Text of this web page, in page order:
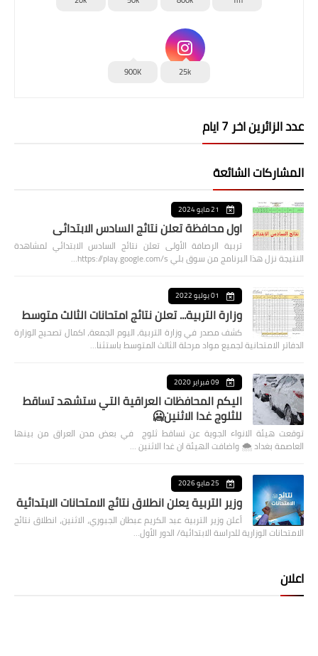
25k
900K
عدد الزائرين اخر 7 ايام
المشاركات الشائعة
21 مايو 2024
اول محافظة تعلن نتائج السادس الابتدائي
تربية الرصافة الأولى تعلن نتائج السادس الابتدائي لمشاهدة
النتيجة نزل هذا البرنامج من سوق بلي https://play.google.com/s…
01 يوليو 2022
وزارة التربية... تعلن نتائج امتحانات الثالث متوسط
كشف مصدر في وزارة التربية، اليوم الجمعة، اكمال تصحيح الوزارة
الدفاتر الامتحانية لجميع مواد مرحلة الثالث المتوسط باستثنا…
09 فبراير 2020
اليكم المحافظات العراقية التي ستشهد تساقط
للثلوج غدا الاثنين🥶
توقعت هيئة الانواء الجوية عن تساقط ثلوج في بعض مدن العراق من بينها
العاصمة بغداد ⁦🌨️⁩ واضافت الهيئة ان غدا الاثنين …
25 مايو 2026
وزير التربية يعلن انطلاق نتائج الامتحانات الابتدائية
أعلن وزير التربية عبد الكريم عبطان الجبوري، الاثنين، انطلاق نتائج
الامتحانات الوزارية للدراسة الابتدائية/ الدور الأول…
اعلان